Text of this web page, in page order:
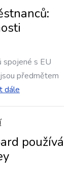
spojené s EU
předmětem
dále
používá